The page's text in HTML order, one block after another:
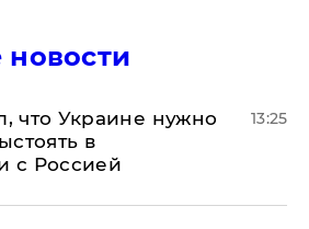
что Украине нужно
в
с Россией
13:25